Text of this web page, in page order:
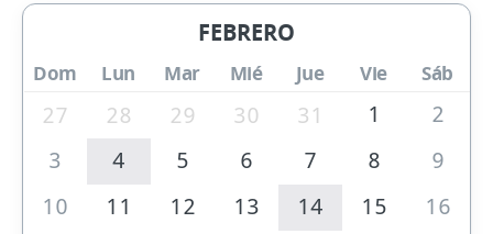
FEBRERO
Dom Lun Mar Mié Jue Vie Sáb
27 28 29 30 31 1
2
3
4 5 6 7 8
9
10
11 12 13 14 15
16